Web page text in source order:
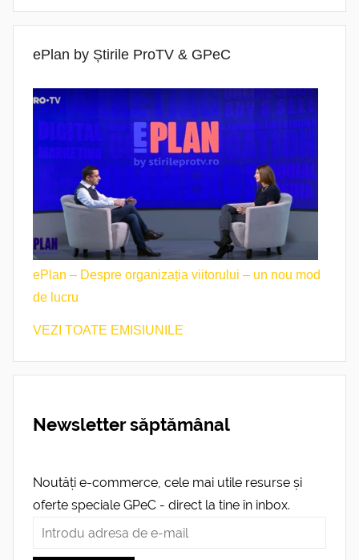
ePlan by Știrile ProTV & GPeC
ePlan – Despre organizația viitorului – un nou mod
de lucru
VEZI TOATE EMISIUNILE
Newsletter săptămânal
Noutăți e-commerce, cele mai utile resurse și
oferte speciale GPeC - direct la tine în inbox.